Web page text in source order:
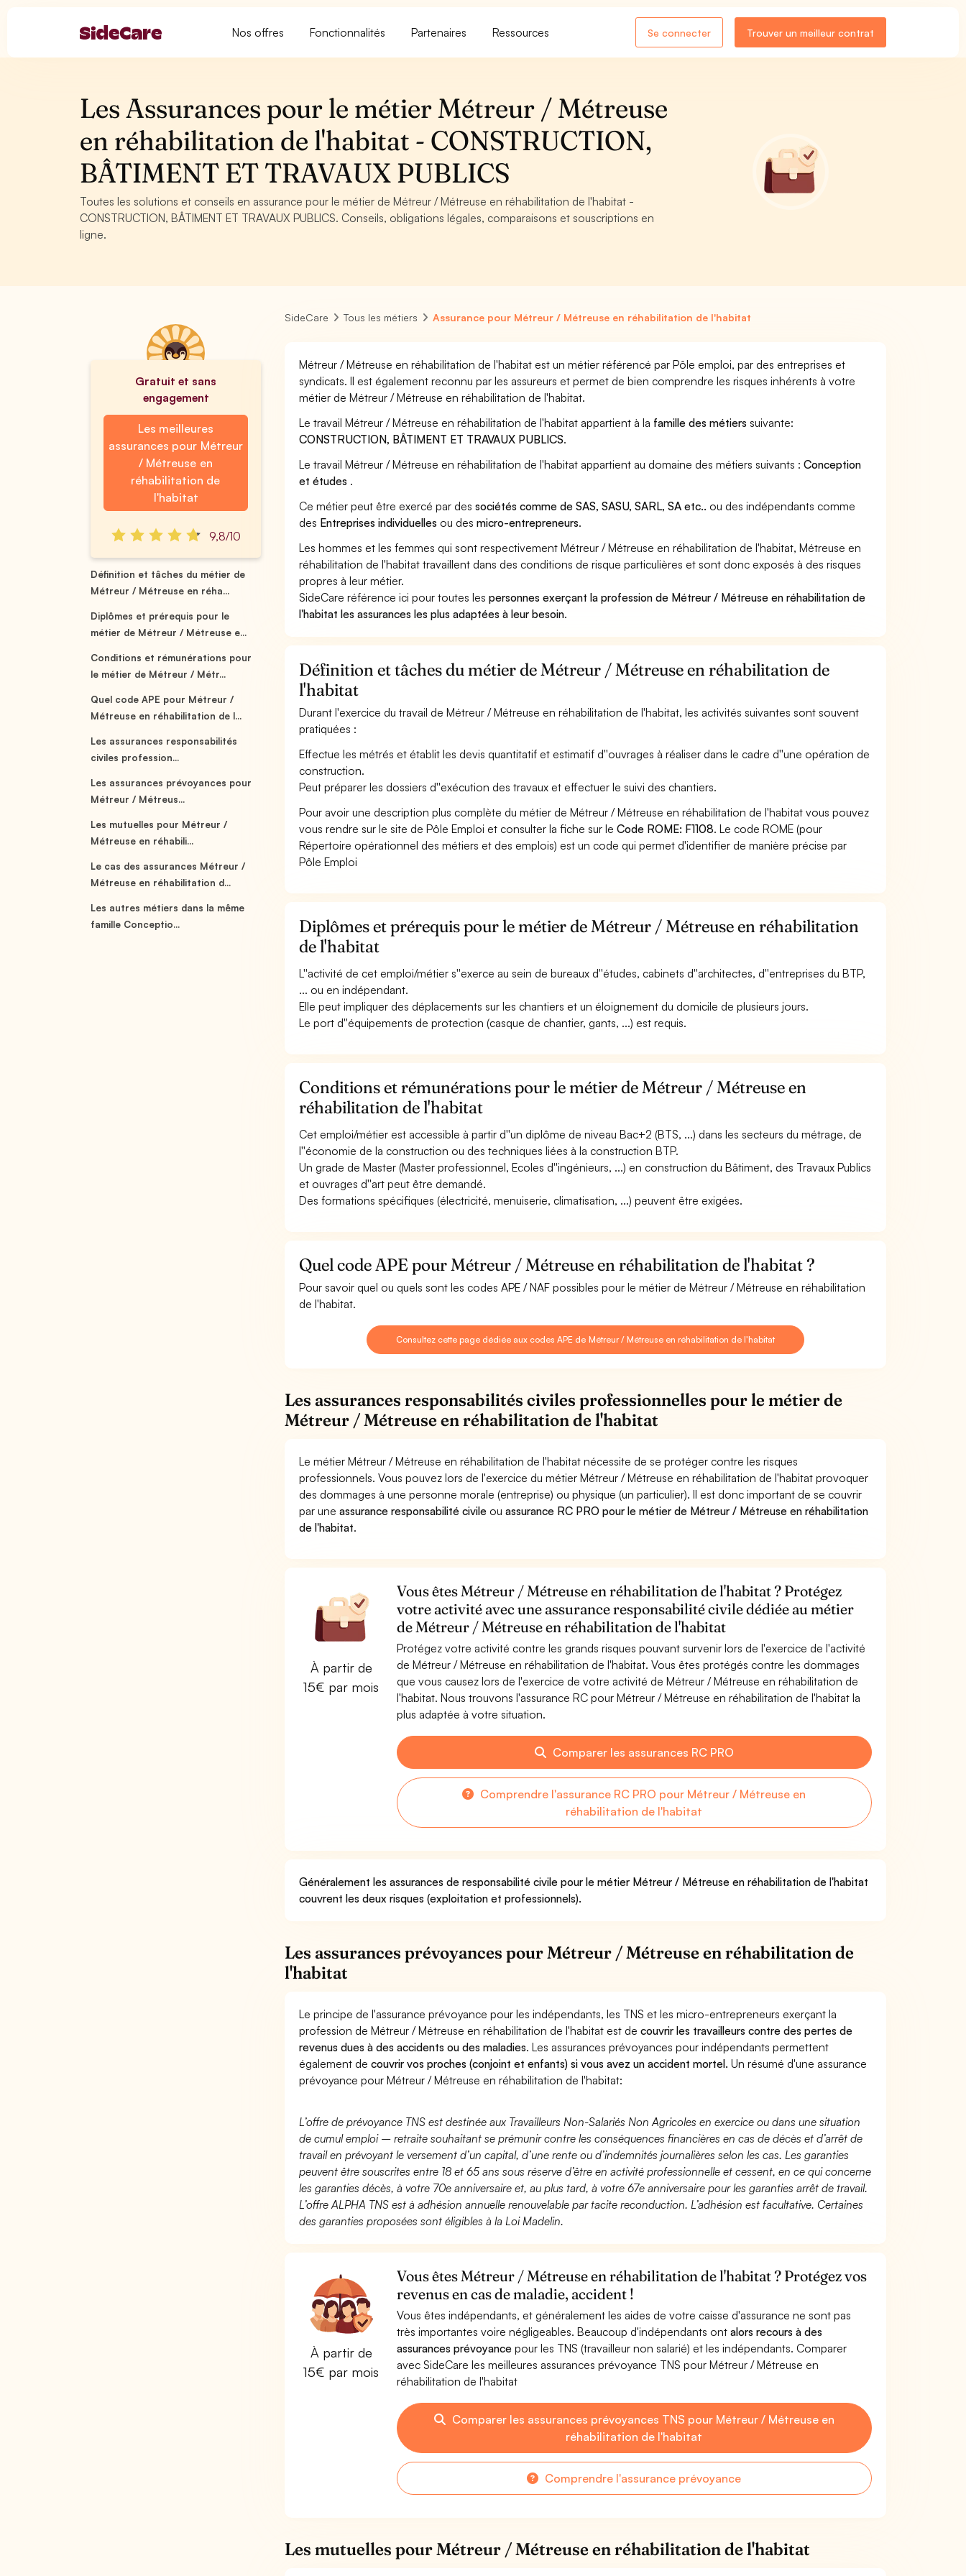
Nos offres Fonctionnalités Partenaires Ressources Se connecter Trouver un meilleur contrat
Les Assurances pour le métier Métreur / Métreuse
en réhabilitation de l'habitat - CONSTRUCTION,
BÂTIMENT ET TRAVAUX PUBLICS
Toutes les solutions et conseils en assurance pour le métier de Métreur / Métreuse en réhabilitation de l'habitat -
CONSTRUCTION, BÂTIMENT ET TRAVAUX PUBLICS. Conseils, obligations légales, comparaisons et souscriptions en
ligne.
Gratuit et sans
engagement
Les meilleures
assurances pour Métreur
/ Métreuse en
réhabilitation de
l'habitat
9,8/10
Définition et tâches du métier de
Métreur / Métreuse en réha...
Diplômes et prérequis pour le
métier de Métreur / Métreuse e...
Conditions et rémunérations pour
le métier de Métreur / Métr...
Quel code APE pour Métreur /
Métreuse en réhabilitation de l...
Les assurances responsabilités
civiles profession...
Les assurances prévoyances pour
Métreur / Métreus...
Les mutuelles pour Métreur /
Métreuse en réhabili...
Le cas des assurances Métreur /
Métreuse en réhabilitation d...
Les autres métiers dans la même
famille Conceptio...
SideCare Tous les métiers Assurance pour Métreur / Métreuse en réhabilitation de l'habitat
Métreur / Métreuse en réhabilitation de l'habitat est un métier référencé par Pôle emploi, par des entreprises et
syndicats. Il est également reconnu par les assureurs et permet de bien comprendre les risques inhérents à votre
métier de Métreur / Métreuse en réhabilitation de l'habitat.
Le travail Métreur / Métreuse en réhabilitation de l'habitat appartient à la famille des métiers suivante:
CONSTRUCTION, BÂTIMENT ET TRAVAUX PUBLICS.
Le travail Métreur / Métreuse en réhabilitation de l'habitat appartient au domaine des métiers suivants :Conception
et études .
Ce métier peut être exercé par dessociétés comme de SAS, SASU, SARL, SA etc.. ou des indépendants comme
des Entreprises individuelles ou desmicro-entrepreneurs.
Les hommes et les femmes qui sont respectivement Métreur / Métreuse en réhabilitation de l'habitat, Métreuse en
réhabilitation de l'habitat travaillent dans des conditions de risque particulières et sont donc exposés à des risques
propres à leur métier.
SideCare référence ici pour toutes lespersonnes exerçant la profession de Métreur / Métreuse en réhabilitation de
l'habitat les assurances les plus adaptées à leur besoin.
Définition et tâches du métier de Métreur / Métreuse en réhabilitation de
l'habitat
Durant l'exercice du travail de Métreur / Métreuse en réhabilitation de l'habitat, les activités suivantes sont souvent
pratiquées :
Effectue les métrés et établit les devis quantitatif et estimatif d''ouvrages à réaliser dans le cadre d''une opération de
construction.
Peut préparer les dossiers d''exécution des travaux et effectuer le suivi des chantiers.
Pour avoir une description plus complète du métier de Métreur / Métreuse en réhabilitation de l'habitat vous pouvez
vous rendre sur le site de Pôle Emploi et consulter la fiche sur leCode ROME: F1108. Le code ROME (pour
Répertoire opérationnel des métiers et des emplois) est un code qui permet d'identifier de manière précise par
Pôle Emploi
Diplômes et prérequis pour le métier de Métreur / Métreuse en réhabilitation
de l'habitat
L''activité de cet emploi/métier s''exerce au sein de bureaux d''études, cabinets d''architectes, d''entreprises du BTP,
... ou en indépendant.
Elle peut impliquer des déplacements sur les chantiers et un éloignement du domicile de plusieurs jours.
Le port d''équipements de protection (casque de chantier, gants, ...) est requis.
Conditions et rémunérations pour le métier de Métreur / Métreuse en
réhabilitation de l'habitat
Cet emploi/métier est accessible à partir d''un diplôme de niveau Bac+2 (BTS, ...) dans les secteurs du métrage, de
l''économie de la construction ou des techniques liées à la construction BTP.
Un grade de Master (Master professionnel, Ecoles d''ingénieurs, ...) en construction du Bâtiment, des Travaux Publics
et ouvrages d''art peut être demandé.
Des formations spécifiques (électricité, menuiserie, climatisation, ...) peuvent être exigées.
Quel code APE pour Métreur / Métreuse en réhabilitation de l'habitat ?
Pour savoir quel ou quels sont les codes APE / NAF possibles pour le métier de Métreur / Métreuse en réhabilitation
de l'habitat.
Consultez cette page dédiée aux codes APE de Métreur / Métreuse en réhabilitation de l'habitat
Les assurances responsabilités civiles professionnelles pour le métier de
Métreur / Métreuse en réhabilitation de l'habitat
Le métier Métreur / Métreuse en réhabilitation de l'habitat nécessite de se protéger contre les risques
professionnels. Vous pouvez lors de l'exercice du métier Métreur / Métreuse en réhabilitation de l'habitat provoquer
des dommages à une personne morale (entreprise) ou physique (un particulier). Il est donc important de se couvrir
par uneassurance responsabilité civile ouassurance RC PRO pour le métier de Métreur / Métreuse en réhabilitation
de l'habitat.
À partir de
15€ par mois
Vous êtes Métreur / Métreuse en réhabilitation de l'habitat ? Protégez
votre activité avec une assurance responsabilité civile dédiée au métier
de Métreur / Métreuse en réhabilitation de l'habitat
Protégez votre activité contre les grands risques pouvant survenir lors de l'exercice de l'activité
de Métreur / Métreuse en réhabilitation de l'habitat. Vous êtes protégés contre les dommages
que vous causez lors de l'exercice de votre activité de Métreur / Métreuse en réhabilitation de
l'habitat. Nous trouvons l'assurance RC pour Métreur / Métreuse en réhabilitation de l'habitat la
plus adaptée à votre situation.
Comparer les assurances RC PRO
Comprendre l'assurance RC PRO pour Métreur / Métreuse en
réhabilitation de l'habitat
Généralement les assurances de responsabilité civile pour le métier Métreur / Métreuse en réhabilitation de l'habitat
couvrent les deux risques (exploitation et professionnels).
Les assurances prévoyances pour Métreur / Métreuse en réhabilitation de
l'habitat
Le principe de l'assurance prévoyance pour les indépendants, les TNS et les micro-entrepreneurs exerçant la
profession de Métreur / Métreuse en réhabilitation de l'habitat est decouvrir les travailleurs contre des pertes de
revenus dues à des accidents ou des maladies. Les assurances prévoyances pour indépendants permettent
également decouvrir vos proches (conjoint et enfants) si vous avez un accident mortel. Un résumé d'une assurance
prévoyance pour Métreur / Métreuse en réhabilitation de l'habitat:
L’offre de prévoyance TNS est destinée aux Travailleurs Non-Salariés Non Agricoles en exercice ou dans une situation
de cumul emploi – retraite souhaitant se prémunir contre les conséquences financières en cas de décès et d’arrêt de
travail en prévoyant le versement d’un capital, d’une rente ou d’indemnités journalières selon les cas. Les garanties
peuvent être souscrites entre 18 et 65 ans sous réserve d’être en activité professionnelle et cessent, en ce qui concerne
les garanties décès, à votre 70e anniversaire et, au plus tard, à votre 67e anniversaire pour les garanties arrêt de travail.
L’offre ALPHA TNS est à adhésion annuelle renouvelable par tacite reconduction. L’adhésion est facultative. Certaines
des garanties proposées sont éligibles à la Loi Madelin.
À partir de
15€ par mois
Vous êtes Métreur / Métreuse en réhabilitation de l'habitat ? Protégez vos
revenus en cas de maladie, accident !
Vous êtes indépendants, et généralement les aides de votre caisse d'assurance ne sont pas
très importantes voire négligeables. Beaucoup d'indépendants ont alors recours à des
assurances prévoyancepour les TNS (travailleur non salarié) et les indépendants. Comparer
avec SideCare les meilleures assurances prévoyance TNS pour Métreur / Métreuse en
réhabilitation de l'habitat
Comparer les assurances prévoyances TNS pour Métreur / Métreuse en
réhabilitation de l'habitat
Comprendre l'assurance prévoyance
Les mutuelles pour Métreur / Métreuse en réhabilitation de l'habitat